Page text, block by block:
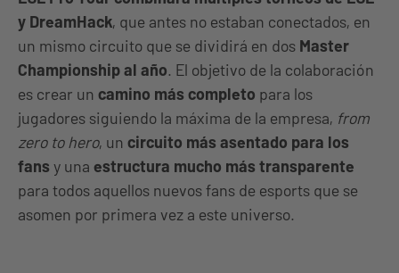
y DreamHack, que antes no estaban conectados, en
un mismo circuito que se dividirá en dos Master
Championship al año. El objetivo de la colaboración
es crear un camino más completo para los
jugadores siguiendo la máxima de la empresa, from
zero to hero, un circuito más asentado para los
fans y una estructura mucho más transparente
para todos aquellos nuevos fans de esports que se
asomen por primera vez a este universo.